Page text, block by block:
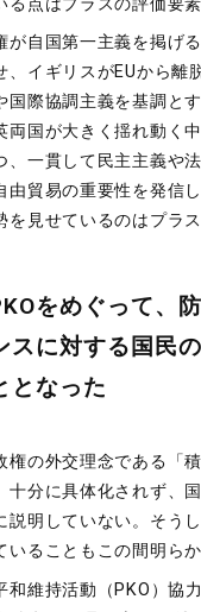
自国第一主義を掲げ
、イギリスがEUから離
国際協調主義を基調と
両国が大きく揺れ動く
、一貫して民主主義や
由貿易の重要性を発信
を見せているのはプラ
をめぐって、
スに対する国民
となった
の外交理念である「
十分に具体化されず、
説明していない。そう
いることもこの間明ら
維持活動（PKO）協